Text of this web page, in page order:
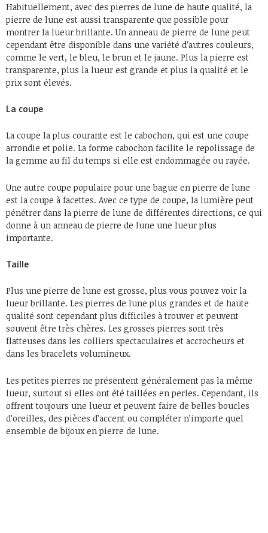
Habituellement, avec des pierres de lune de haute qualité, la
pierre de lune est aussi transparente que possible pour
montrer la lueur brillante. Un anneau de pierre de lune peut
cependant être disponible dans une variété d’autres couleurs,
comme le vert, le bleu, le brun et le jaune. Plus la pierre est
transparente, plus la lueur est grande et plus la qualité et le
prix sont élevés.
La coupe
La coupe la plus courante est le cabochon, qui est une coupe
arrondie et polie. La forme cabochon facilite le repolissage de
la gemme au fil du temps si elle est endommagée ou rayée.
Une autre coupe populaire pour une bague en pierre de lune
est la coupe à facettes. Avec ce type de coupe, la lumière peut
pénétrer dans la pierre de lune de différentes directions, ce qui
donne à un anneau de pierre de lune une lueur plus
importante.
Taille
Plus une pierre de lune est grosse, plus vous pouvez voir la
lueur brillante. Les pierres de lune plus grandes et de haute
qualité sont cependant plus difficiles à trouver et peuvent
souvent être très chères. Les grosses pierres sont très
flatteuses dans les colliers spectaculaires et accrocheurs et
dans les bracelets volumineux.
Les petites pierres ne présentent généralement pas la même
lueur, surtout si elles ont été taillées en perles. Cependant, ils
offrent toujours une lueur et peuvent faire de belles boucles
d’oreilles, des pièces d’accent ou compléter n’importe quel
ensemble de bijoux en pierre de lune.